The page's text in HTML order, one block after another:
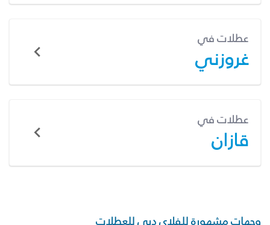
عطلات في
غروزني
عطلات في
قازان
وجهات مشهورة للفلاي دبي للعطلات